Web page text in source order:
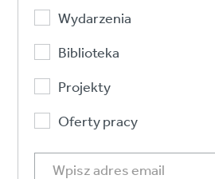
Wydarzenia
Biblioteka
Projekty
Oferty pracy